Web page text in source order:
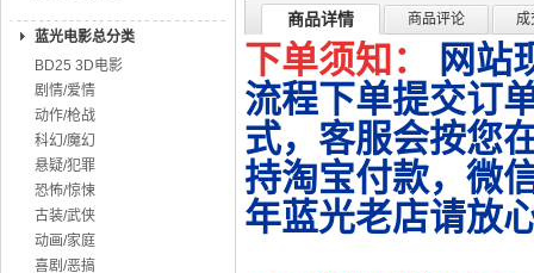
蓝光电影总分类
BD25 3D电影
剧情/爱情
动作/枪战
科幻/魔幻
悬疑/犯罪
恐怖/惊悚
古装/武侠
动画/家庭
喜剧/恶搞
商品详情 商品评论 成
下单须知：
网站
流程下单提交订
式，客服会按您
持淘宝付款，微
年蓝光老店请放